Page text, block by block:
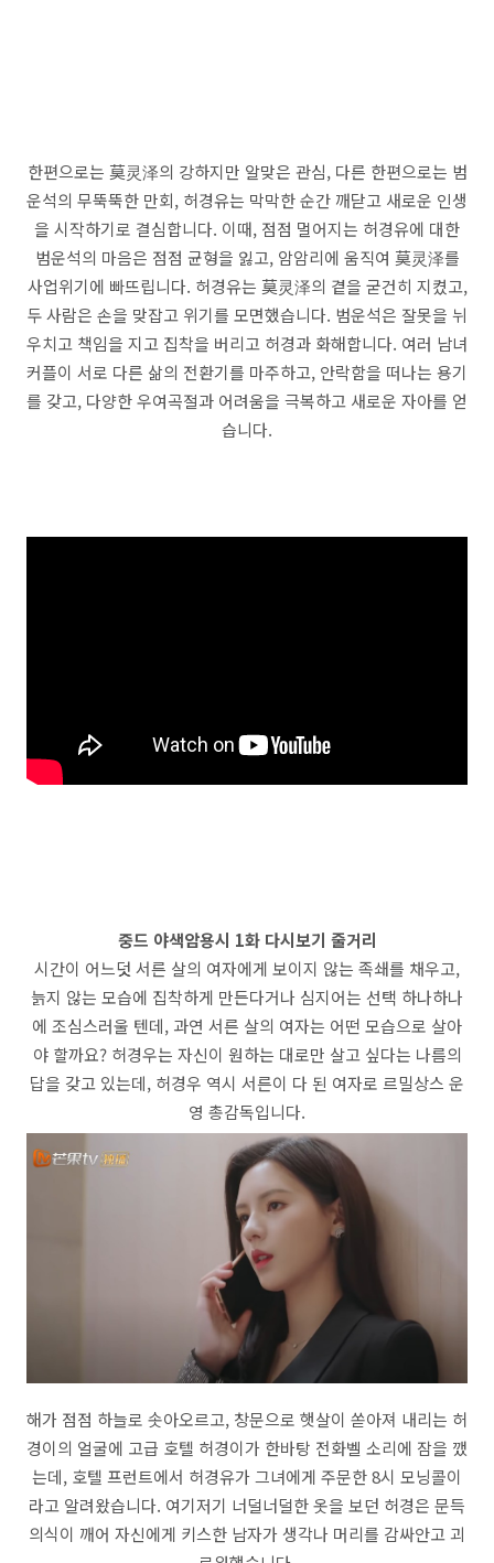
한편으로는 莫灵泽의 강하지만 알맞은 관심, 다른 한편으로는 범
운석의 무뚝뚝한 만회, 허경유는 막막한 순간 깨닫고 새로운 인생
을 시작하기로 결심합니다. 이때, 점점 멀어지는 허경유에 대한
범운석의 마음은 점점 균형을 잃고, 암암리에 움직여 莫灵泽를
사업위기에 빠뜨립니다. 허경유는 莫灵泽의 곁을 굳건히 지켰고,
두 사람은 손을 맞잡고 위기를 모면했습니다. 범운석은 잘못을 뉘
우치고 책임을 지고 집착을 버리고 허경과 화해합니다. 여러 남녀
커플이 서로 다른 삶의 전환기를 마주하고, 안락함을 떠나는 용기
를 갖고, 다양한 우여곡절과 어려움을 극복하고 새로운 자아를 얻
습니다.
중드 야색암용시 1화 다시보기 줄거리
시간이 어느덧 서른 살의 여자에게 보이지 않는 족쇄를 채우고,
늙지 않는 모습에 집착하게 만든다거나 심지어는 선택 하나하나
에 조심스러울 텐데, 과연 서른 살의 여자는 어떤 모습으로 살아
야 할까요? 허경우는 자신이 원하는 대로만 살고 싶다는 나름의
답을 갖고 있는데, 허경우 역시 서른이 다 된 여자로 르밀상스 운
영 총감독입니다.
해가 점점 하늘로 솟아오르고, 창문으로 햇살이 쏟아져 내리는 허
경이의 얼굴에 고급 호텔 허경이가 한바탕 전화벨 소리에 잠을 깼
는데, 호텔 프런트에서 허경유가 그녀에게 주문한 8시 모닝콜이
라고 알려왔습니다. 여기저기 너덜너덜한 옷을 보던 허경은 문득
의식이 깨어 자신에게 키스한 남자가 생각나 머리를 감싸안고 괴